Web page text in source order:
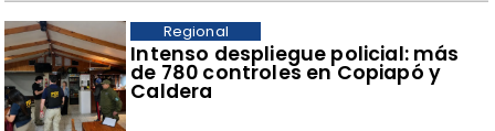
Intenso despliegue policial: más
de 780 controles en Copiapó y
Caldera
Regional